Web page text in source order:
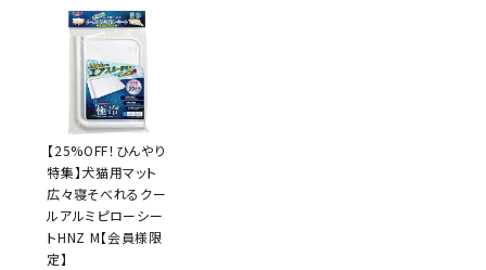
【25%OFF！ひんやり
特集】犬猫用マット
広々寝そべれるクー
ルアルミピローシー
トHNZ M【会員様限
定】